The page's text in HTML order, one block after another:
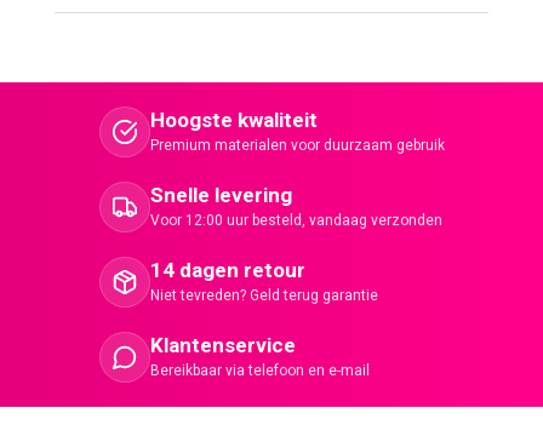
Hoogste kwaliteit
Premium materialen voor duurzaam gebruik
Snelle levering
Voor 12:00 uur besteld, vandaag verzonden
14 dagen retour
Niet tevreden? Geld terug garantie
Klantenservice
Bereikbaar via telefoon en e-mail